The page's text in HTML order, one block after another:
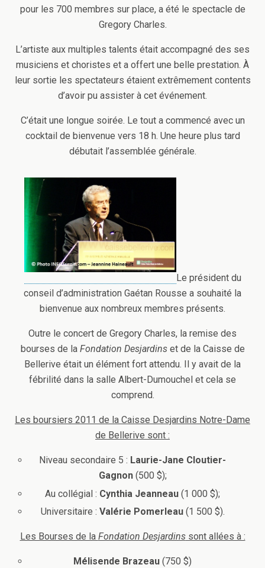
pour les 700 membres sur place, a été le spectacle de
Gregory Charles.
L’artiste aux multiples talents était accompagné des ses
musiciens et choristes et a offert une belle prestation. À
leur sortie les spectateurs étaient extrêmement contents
d’avoir pu assister à cet événement.
C’était une longue soirée. Le tout a commencé avec un
cocktail de bienvenue vers 18 h. Une heure plus tard
débutait l’assemblée générale.
Le président du
conseil d’administration Gaétan Rousse a souhaité la
bienvenue aux nombreux membres présents.
Outre le concert de Gregory Charles, la remise des
bourses de la Fondation Desjardinset de la Caisse de
Bellerive était un élément fort attendu. Il y avait de la
fébrilité dans la salle Albert-Dumouchel et cela se
comprend.
Les boursiers 2011 de la Caisse Desjardins Notre-Dame
de Bellerive sont :
Niveau secondaire 5 : Laurie-Jane Cloutier-
Gagnon(500 $);
Au collégial : Cynthia Jeanneau (1 000 $);
Universitaire : Valérie Pomerleau(1 500 $).
Les Bourses de la Fondation Desjardinssont allées à :
Mélisende Brazeau (750 $)